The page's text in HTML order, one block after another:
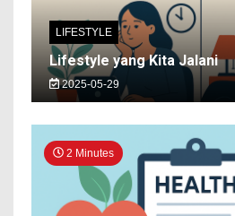
LIFESTYLE
Lifestyle yang Kita Jalani
2025-05-29
2 Minutes